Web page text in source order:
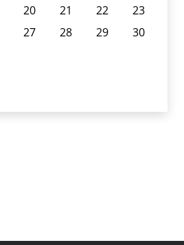
20 21 22
23
27 28 29
30